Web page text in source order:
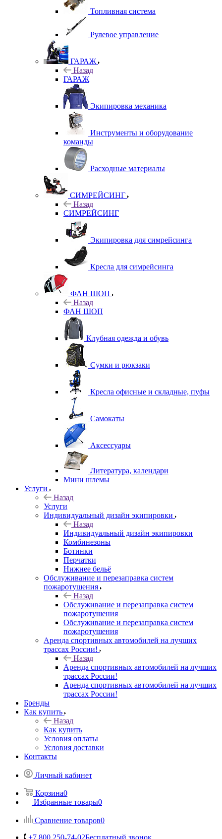
Топливная система
Рулевое управление
ГАРАЖ
Назад
ГАРАЖ
Экипировка механика
Инструменты и оборудование
команды
Расходные материалы
СИМРЕЙСИНГ
Назад
СИМРЕЙСИНГ
Экипировка для симрейсинга
Кресла для симрейсинга
ФАН ШОП
Назад
ФАН ШОП
Клубная одежда и обувь
Сумки и рюкзаки
Кресла офисные и складные, пуфы
Самокаты
Аксессуары
Литература, календари
Мини шлемы
Услуги
Назад
Услуги
Индивидуальный дизайн экипировки
Назад
Индивидуальный дизайн экипировки
Комбинезоны
Ботинки
Перчатки
Нижнее бельё
Обслуживание и перезаправка систем
пожаротушения
Назад
Обслуживание и перезаправка систем
пожаротушения
Обслуживание и перезаправка систем
пожаротушения
Аренда спортивных автомобилей на лучших
трассах России!
Назад
Аренда спортивных автомобилей на лучших
трассах России!
Аренда спортивных автомобилей на лучших
трассах России!
Бренды
Как купить
Назад
Как купить
Условия оплаты
Условия доставки
Контакты
Личный кабинет
Корзина0
Избранные товары0
Сравнение товаров0
+7 800 250-74-02Бесплатный звонок